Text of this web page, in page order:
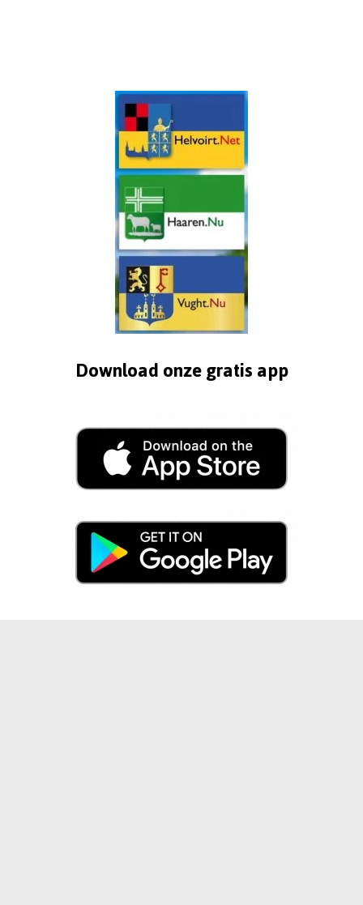
Download onze gratis app